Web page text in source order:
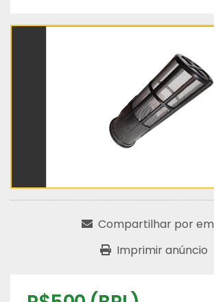
Compartilhar por
Imprimir anúncio